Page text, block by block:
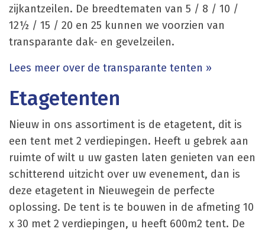
zijkantzeilen. De breedtematen van 5 / 8 / 10 /
12½ / 15 / 20 en 25 kunnen we voorzien van
transparante dak- en gevelzeilen.
Lees meer over de transparante tenten »
Etagetenten
Nieuw in ons assortiment is de etagetent, dit is
een tent met 2 verdiepingen. Heeft u gebrek aan
ruimte of wilt u uw gasten laten genieten van een
schitterend uitzicht over uw evenement, dan is
deze etagetent in Nieuwegein de perfecte
oplossing. De tent is te bouwen in de afmeting 10
x 30 met 2 verdiepingen, u heeft 600m2 tent. De